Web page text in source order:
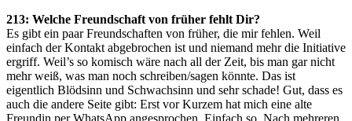
213: Welche Freundschaft von früher fehlt Dir?
Es gibt ein paar Freundschaften von früher, die mir fehlen. Weil
einfach der Kontakt abgebrochen ist und niemand mehr die Initiative
ergriff. Weil’s so komisch wäre nach all der Zeit, bis man gar nicht
mehr weiß, was man noch schreiben/sagen könnte. Das ist
eigentlich Blödsinn und Schwachsinn und sehr schade! Gut, dass es
auch die andere Seite gibt: Erst vor Kurzem hat mich eine alte
Freundin per WhatsApp angesprochen. Einfach so. Nach mehreren